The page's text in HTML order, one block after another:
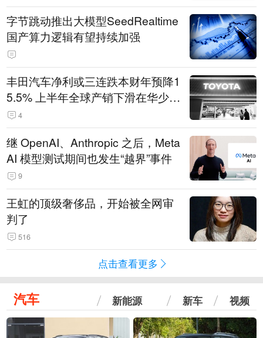
字节跳动推出大模型SeedRealtime
国产算力逻辑有望持续加强
丰田汽车净利或三连跌本财年预降1
5.5% 上半年全球产销下滑在华少卖
14.3万辆
4
继 OpenAI、Anthropic 之后，Meta
AI 模型测试期间也发生“越界”事件
9
王虹的顶级奢侈品，开始被全网审
判了
516
点击查看更多
汽车 新能源 新车 视频